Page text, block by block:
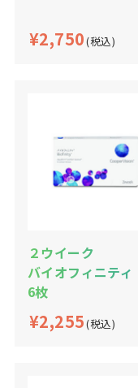
¥2,750(税込)
２ウイーク
バイオフィニティ
6枚
¥2,255(税込)